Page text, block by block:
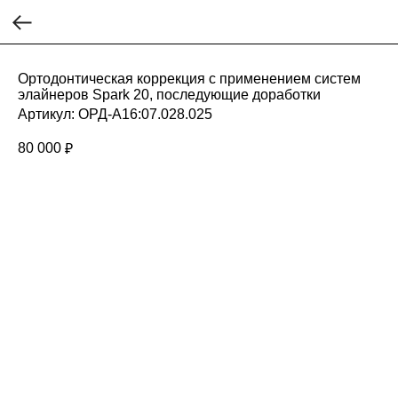
Ортодонтическая коррекция с применением систем
элайнеров Spark 20, последующие доработки
Артикул: ОРД-A16:07.028.025
80 000 ₽